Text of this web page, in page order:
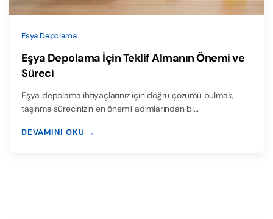
Esya Depolama
Eşya Depolama İçin Teklif Almanın Önemi ve
Süreci
Eşya depolama ihtiyaçlarınız için doğru çözümü bulmak,
taşınma sürecinizin en önemli adımlarından bi…
DEVAMINI OKU →